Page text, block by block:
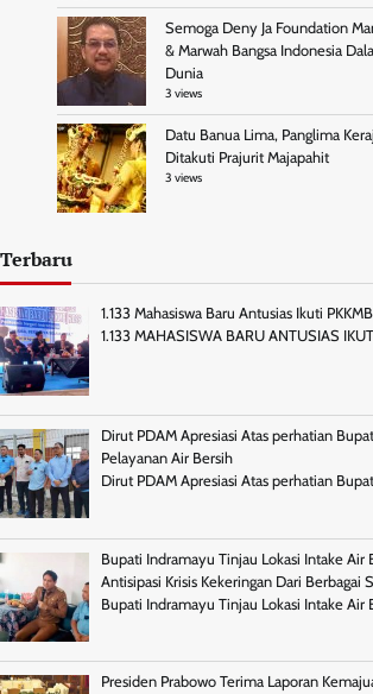
Semoga Deny Ja Foundation
& Marwah Bangsa Indonesia
Dunia
3 views
Datu Banua Lima, Panglima
Ditakuti Prajurit Majapahit
3 views
Terbaru
1.133 Mahasiswa Baru Antusias Ikuti
1.133 MAHASISWA BARU ANTUSIAS
Dirut PDAM Apresiasi Atas perhatian
Pelayanan Air Bersih
Dirut PDAM Apresiasi Atas perhatian
Bupati Indramayu Tinjau Lokasi Intake Air
Antisipasi Krisis Kekeringan Dari Berbagai
Bupati Indramayu Tinjau Lokasi Intake Air
Presiden Prabowo Terima Laporan